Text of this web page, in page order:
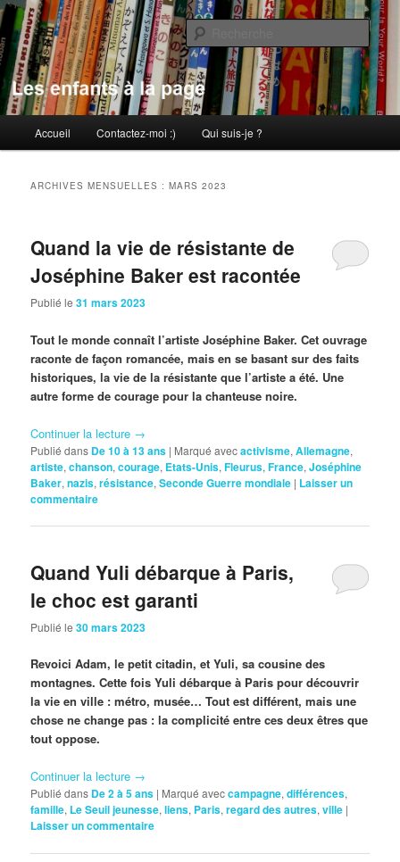
Aller
au
contenu
principal
Aller
au
contenu
secondaireLes enfants à la page
principal
Accueil Contactez-moi :) Qui suis-je ?
ARCHIVES MENSUELLES :MARS 2023
Quand la vie de résistante de
Joséphine Baker est racontée
Publié le31 mars 2023
Tout le monde connaît l’artiste Joséphine Baker. Cet ouvrage
raconte de façon romancée, mais en se basant sur des faits
historiques, la vie de la résistante que l’artiste a été. Une
autre forme de courage pour la chanteuse noire.
Continuer la lecture →
Publié dans De 10 à 13 ans | Marqué avecactivisme,Allemagne,
artiste,chanson,courage, Etats-Unis,Fleurus,France,Joséphine
Baker,nazis,résistance,Seconde Guerre mondiale | Laisser un
commentaire
Quand Yuli débarque à Paris,
le choc est garanti
Publié le30 mars 2023
Revoici Adam, le petit citadin, et Yuli, sa cousine des
montagnes. Cette fois Yuli débarque à Paris pour découvrir
la vie en ville : métro, musée… Tout est différent, mais une
chose ne change pas : la complicité entre ces deux êtres que
tout oppose.
Continuer la lecture →
Publié dans De 2 à 5 ans | Marqué aveccampagne,différences,
famille, Le Seuil jeunesse,liens, Paris,regard des autres,ville |
Laisser un commentaire